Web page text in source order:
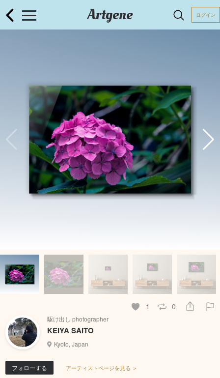
Artgene ログイン
1 0
駆け出し photographer
KEIYA SAITO
Kyoto, Japan
フォローする アーティストページを見る ＞